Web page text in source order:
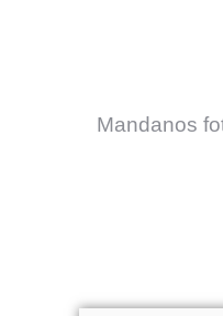
Mandanos